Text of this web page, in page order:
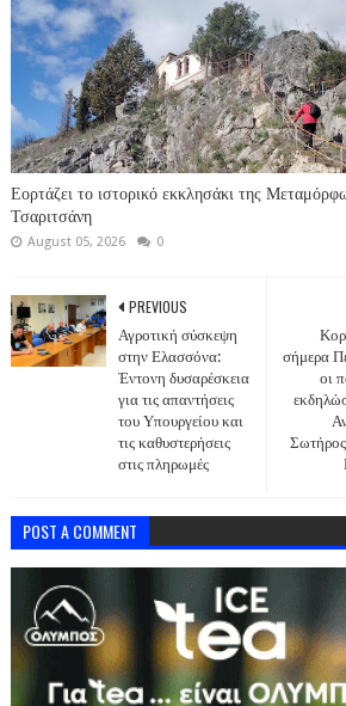
Εορτάζει το ιστορικό εκκλησάκι της
Τσαριτσάνη
August 05, 2026 0
σήμερα
οι
PREVIOUS
Αγροτική σύσκεψη
στην Ελασσόνα:
Έντονη δυσαρέσκεια
για τις απαντήσεις
του Υπουργείου και
τις καθυστερήσεις
στις πληρωμές
POST A COMMENT